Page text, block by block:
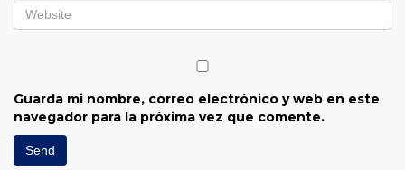
Guarda mi nombre, correo electrónico y web en este
navegador para la próxima vez que comente.